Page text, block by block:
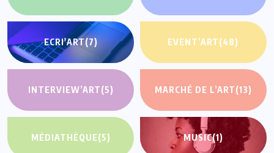
ECRI'ART(7) EVENT’ART(48)
INTERVIEW’ART(5) MARCHÉ DE L’ART(13)
MÉDIATHÈQUE(5) MUSIC(1)